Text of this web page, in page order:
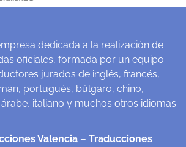
dedicada a la realización de
oficiales, formada por un equipo
jurados de inglés, francés,
portugués, búlgaro, chino,
italiano y muchos otros idiomas
Valencia – Traducciones